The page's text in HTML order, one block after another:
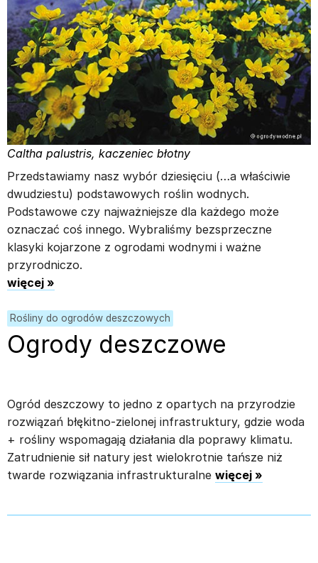
Caltha palustris, kaczeniec błotny
Przedstawiamy nasz wybór dziesięciu (…a właściwie
dwudziestu) podstawowych roślin wodnych.
Podstawowe czy najważniejsze dla każdego może
oznaczać coś innego. Wybraliśmy bezsprzeczne
klasyki kojarzone z ogrodami wodnymi i ważne
przyrodniczo.
więcej »
Rośliny do ogrodów deszczowych
Ogrody deszczowe
Ogród deszczowy to jedno z opartych na przyrodzie
rozwiązań błękitno-zielonej infrastruktury, gdzie woda
+ rośliny wspomagają działania dla poprawy klimatu.
Zatrudnienie sił natury jest wielokrotnie tańsze niż
twarde rozwiązania infrastrukturalne więcej »